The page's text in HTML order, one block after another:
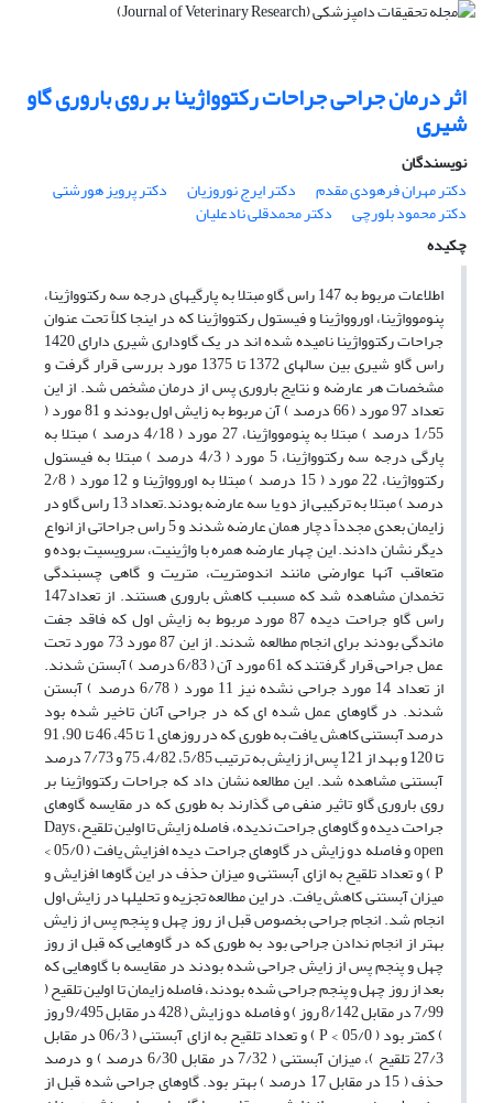
اثر درمان جراحی جراحات رکتوواژینا بر روی باروری گاو
شیری
نویسندگان
دکتر مهران فرهودی مقدم
دکتر ایرج نوروزیان دکتر پرویز هورشتی
دکتر محمود بلورچی
دکتر محمدقلی نادعلیان
چکیده
اطلاعات مربوط به 147 راس گاو مبتلا به پارگیهای درجه سه رکتوواژینا،
پنوموواژینا، اوروواژینا و فیستول رکتوواژینا که در اینجا کلاً تحت عنوان
جراحات رکتوواژینا نامیده شده اند در یک گاوداری شیری دارای 1420
راس گاو شیری بین سالهای 1372 تا 1375 مورد بررسی قرار گرفت و
مشخصات هر عارضه و نتایج باروری پس از درمان مشخص شد. از این
تعداد 97 مورد ( 66 درصد ) آن مربوط به زایش اول بودند و 81 مورد (
1/55 درصد ) مبتلا به پنوموواژینا، 27 مورد ( 4/18 درصد ) مبتلا به
پارگی درجه سه رکتوواژینا، 5 مورد ( 4/3 درصد ) مبتلا به فیستول
رکتوواژینا، 22 مورد ( 15 درصد ) مبتلا به اوروواژینا و 12 مورد ( 2/8
درصد ) مبتلا به ترکیبی از دو یا سه عارضه بودند.تعداد 13 راس گاو در
زایمان بعدی مجدداً دچار همان عارضه شدند و 5 راس جراحاتی از انواع
دیگر نشان دادند. این چهار عارضه همره با واژینیت، سرویسیت بوده و
متعاقب آنها عوارضی مانند اندومتریت، متریت و گاهی چسبندگی
تخمدان مشاهده شد که مسبب کاهش باروری هستند. از تعداد147
راس گاو جراحت دیده 87 مورد مربوط به زایش اول که فاقد جفت
ماندگی بودند برای انجام مطالعه شدند. از این 87 مورد 73 مورد تحت
عمل جراحی قرار گرفتند که 61 مورد آن ( 6/83 درصد ) آبستن شدند.
از تعداد 14 مورد جراحی نشده نیز 11 مورد ( 6/78 درصد ) آبستن
شدند. در گاوهای عمل شده ای که در جراحی آنان تاخیر شده بود
درصد آبستنی کاهش یافت به طوری که در روزهای 1 تا 45، 46 تا 90، 91
تا 120 و بهد از 121 پس از زایش به ترتیب 5/85، 4/82، 75 و 7/73 درصد
آبستنی مشاهده شد. این مطالعه نشان داد که جراحات رکتوواژینا بر
روی باروری گاو تاثیر منفی می گذارند به طوری که در مقایسه گاوهای
جراحت دیده و گاوهای جراحت ندیده، فاصله زایش تا اولین تلقیح، Days
open و فاصله دو زایش در گاوهای جراحت دیده افزایش یافت ( 05/0 >
P ) و تعداد تلقیح به ازای آبستنی و میزان حذف در این گاوها افزایش و
میزان آبستنی کاهش یافت. در این مطالعه تجزیه و تحلیلها در زایش اول
انجام شد. انجام جراحی بخصوص قبل از روز چهل و پنجم پس از زایش
بهتر از انجام ندادن جراحی بود به طوری که در گاوهایی که قبل از روز
چهل و پنجم پس از زایش جراحی شده بودند در مقایسه با گاوهایی که
بعد از روز چهل و پنجم جراحی شده بودند، فاصله زایمان تا اولین تلقیح (
7/99 در مقابل 8/142 روز ) و فاصله دو زایش ( 428 در مقابل 9/495 روز
) کمتر بود ( 05/0 > P ) و تعداد تلقیح به ازای آبستنی ( 06/3 در مقابل
27/3 تلقیح )، میزان آبستنی ( 7/32 در مقابل 6/30 درصد ) و درصد
حذف ( 15 در مقابل 17 درصد ) بهتر بود. گاوهای جراحی شده قبل از